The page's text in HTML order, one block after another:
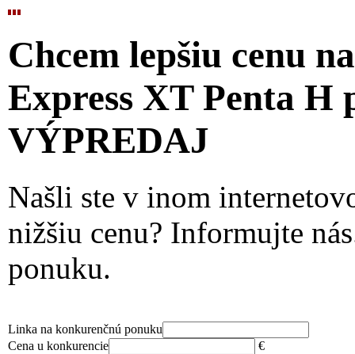
Chcem lepšiu cenu
Express XT Penta H
VÝPREDAJ
Našli ste v inom
nižšiu cenu? Informujte
ponuku.
Linka na konkurenčnú ponuku
Cena u konkurencie
€